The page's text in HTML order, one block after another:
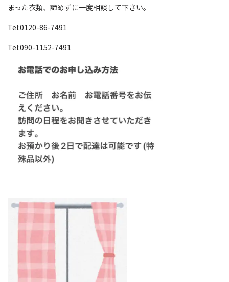
まった衣類、諦めずに一度相談して下さい。
Tel:0120-86-7491
Tel:090-1152-7491